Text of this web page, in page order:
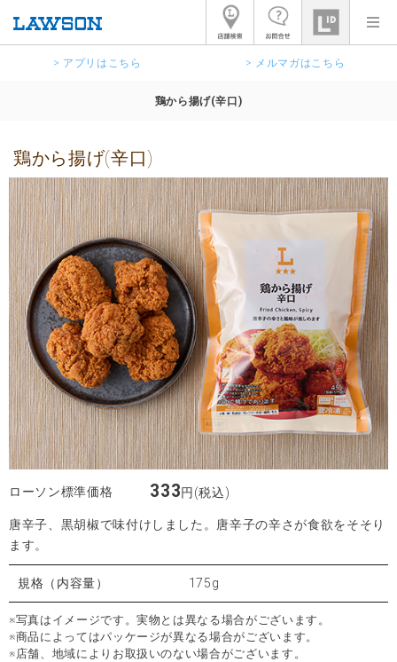
> アプリはこちら > メルマガはこちら
鶏から揚げ(辛口)
鶏から揚げ(辛口)
ローソン標準価格 333円(税込)
唐辛子、黒胡椒で味付けしました。唐辛子の辛さが食欲をそそり
ます。
規格（内容量） 175g
※写真はイメージです。実物とは異なる場合がございます。
※商品によってはパッケージが異なる場合がございます。
※店舗、地域によりお取扱いのない場合がございます。